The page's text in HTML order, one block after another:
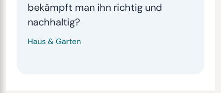
bekämpft man ihn richtig und
nachhaltig?
Haus & Garten